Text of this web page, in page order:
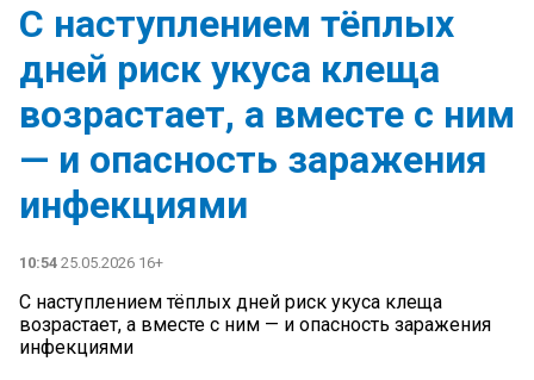
С наступлением тёплых
дней риск укуса клеща
возрастает, а вместе с ним
— и опасность заражения
инфекциями
10:54 25.05.2026 16+
С наступлением тёплых дней риск укуса клеща
возрастает, а вместе с ним — и опасность заражения
инфекциями